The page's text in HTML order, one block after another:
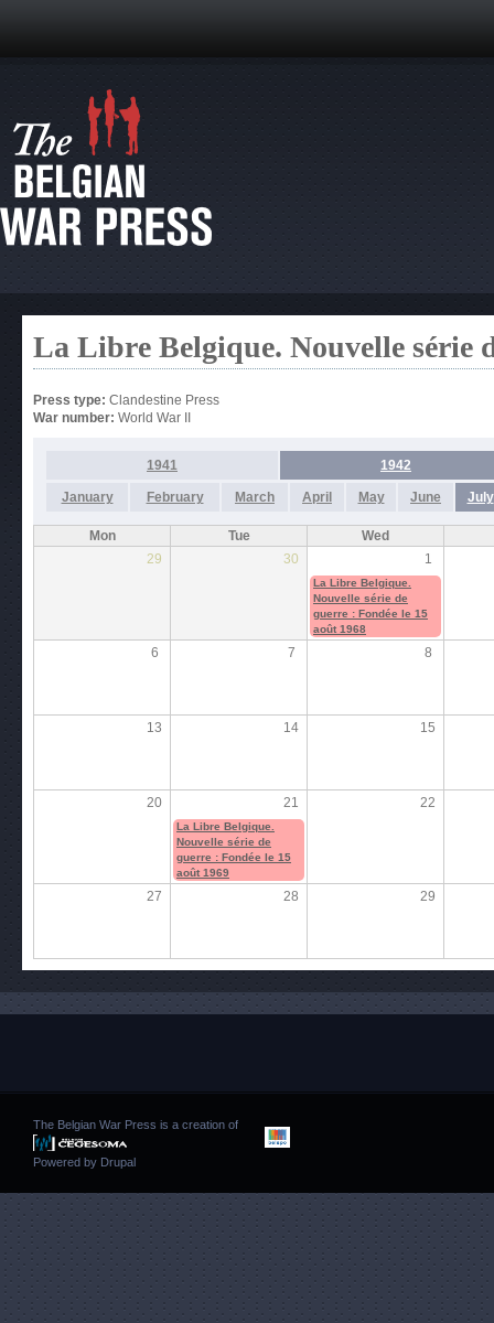
La Libre Belgique. Nouvelle série
Press type: Clandestine Press
War number: World War II
1941 1942
January February March April May June July
Mon Tue
Wed
29
30 1
La Libre Belgique.
Nouvelle série de
guerre : Fondée le 15
août 1968
6 7 8
13 14 15
20 21 22
La Libre Belgique.
Nouvelle série de
guerre : Fondée le 15
août 1969
27 28 29
The Belgian War Press is a creation of
Powered by Drupal